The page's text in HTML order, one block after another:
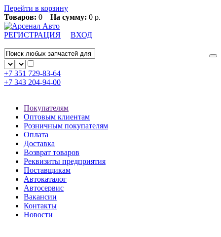
Перейти в корзину
Товаров: 0 На сумму: 0 р.
РЕГИСТРАЦИЯ ВХОД
+7 351 729-83-64
+7 343 204-94-00
Покупателям
Оптовым клиентам
Розничным покупателям
Оплата
Доставка
Возврат товаров
Реквизиты предприятия
Поставщикам
Автокаталог
Автосервис
Вакансии
Контакты
Новости